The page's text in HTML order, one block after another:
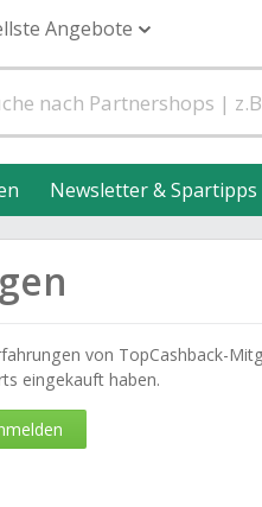
Angebote
Newsletter & Spartipps
von TopCashback-
eingekauft haben.